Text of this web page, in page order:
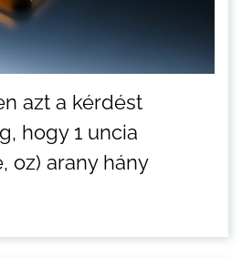
azt a kérdést
hogy 1 uncia
oz) arany hány